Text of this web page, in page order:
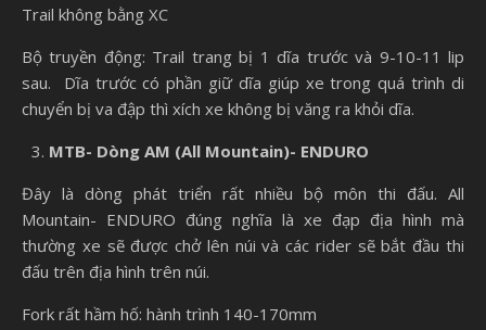
Trail không bằng XC
Bộ truyền động: Trail trang bị 1 dĩa trước và 9-10-11 lip
sau. Dĩa trước có phần giữ dĩa giúp xe trong quá trình di
chuyển bị va đập thì xích xe không bị văng ra khỏi dĩa.
MTB- Dòng AM (All Mountain)- ENDURO
Đây là dòng phát triển rất nhiều bộ môn thi đấu. All
Mountain- ENDURO đúng nghĩa là xe đạp địa hình mà
thường xe sẽ được chở lên núi và các rider sẽ bắt đầu thi
đấu trên địa hình trên núi.
Fork rất hầm hố: hành trình 140-170mm